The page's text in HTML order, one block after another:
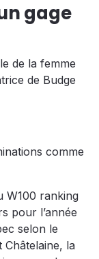
gage
de la femme
de Budge
comme
W100 ranking
pour l’année
selon le
Châtelaine, la